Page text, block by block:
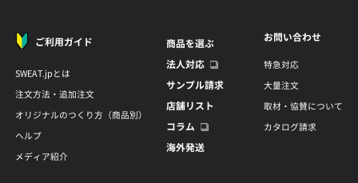
ご利用ガイド
SWEAT.jpとは
注文方法・追加注文
オリジナルのつくり方（商品別）
ヘルプ
メディア紹介
商品を選ぶ
法人対応
サンプル請求
店舗リスト
コラム
海外発送
お問い合わせ
特急対応
大量注文
取材・協賛について
カタログ請求